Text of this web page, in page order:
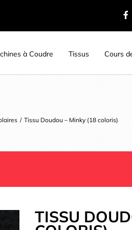
à Coudre Tissus Cours
/ Tissu Doudou – Minky (18 coloris)
TISSU